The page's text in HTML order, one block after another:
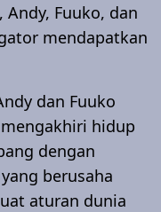
Fuuko, dan
mendapatkan
dan Fuuko
hidup
dengan
berusaha
aturan dunia